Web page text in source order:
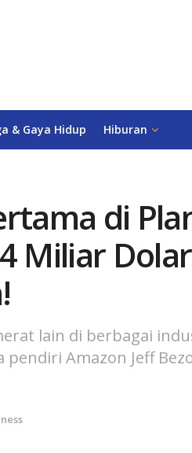
& Gaya Hidup Hiburan
di
Miliar
lain di berbagai
Amazon Jeff